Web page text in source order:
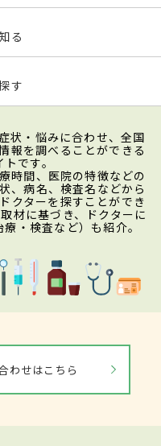
る
す
状・悩みに合わせ、全国
報を調べることができる
です。
時間、医院の特徴などの
、病名、検査名などから
クターを探すことができ
材に基づき、ドクターに
・検査など）も紹介。
わせはこちら